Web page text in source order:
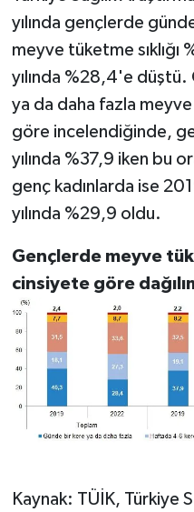
yılında gençlerde
meyve tüketme
yılında %28,4'e
ya da daha fazla meyve
göre incelendiğinde,
yılında %37,9 iken bu
genç kadınlarda ise
yılında %29,9 oldu.
Gençlerde meyve
cinsiyete göre
Kaynak: TÜİK, Türkiye